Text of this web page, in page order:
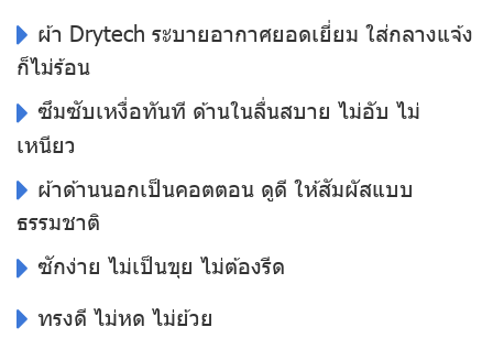
ผ้า Drytech ระบายอากาศยอดเยี่ยม ใส่กลางแจ้ง
ก็ไม่ร้อน
ซึมซับเหงื่อทันที ด้านในลื่นสบาย ไม่อับ ไม่
เหนียว
ผ้าด้านนอกเป็นคอตตอน ดูดี ให้สัมผัสแบบ
ธรรมชาติ
ซักง่าย ไม่เป็นขุย ไม่ต้องรีด
ทรงดี ไม่หด ไม่ย้วย